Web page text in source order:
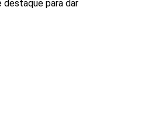
destaque para dar